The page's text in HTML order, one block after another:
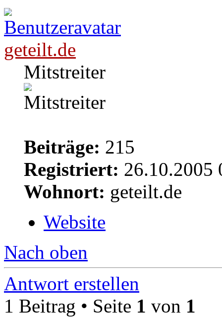
geteilt.de
Mitstreiter
Beiträge: 215
Registriert: 26.10.2005
Wohnort: geteilt.de
Website
Nach oben
Antwort erstellen
1 Beitrag • Seite 1 von 1